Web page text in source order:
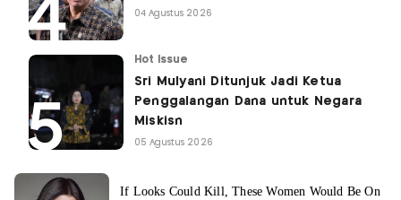
04 Agustus 2026
Hot Issue
Sri Mulyani Ditunjuk Jadi Ketua
Penggalangan Dana untuk Negara
Miskisn
05 Agustus 2026